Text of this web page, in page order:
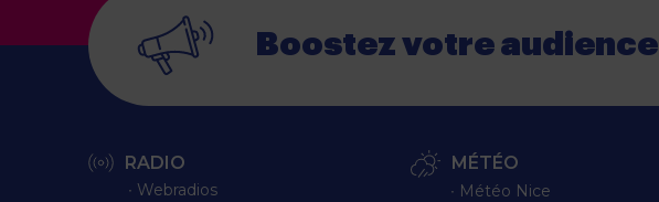
Boostez votre audience
RADIO
∙ Webradios
MÉTÉO
∙ Météo Nice